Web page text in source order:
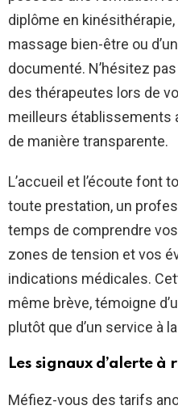
diplôme en
massage bien-être ou
documenté. N’hésitez
des thérapeutes lors de
meilleurs établissements
de manière transparente.
L’accueil et l’écoute font
toute prestation, un
temps de comprendre
zones de tension et vos
indications médicales.
même brève, témoigne
plutôt que d’un service à
Les signaux d’alerte à
Méfiez-vous des tarifs